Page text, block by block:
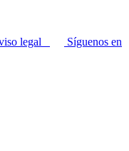
legal
Síguenos en